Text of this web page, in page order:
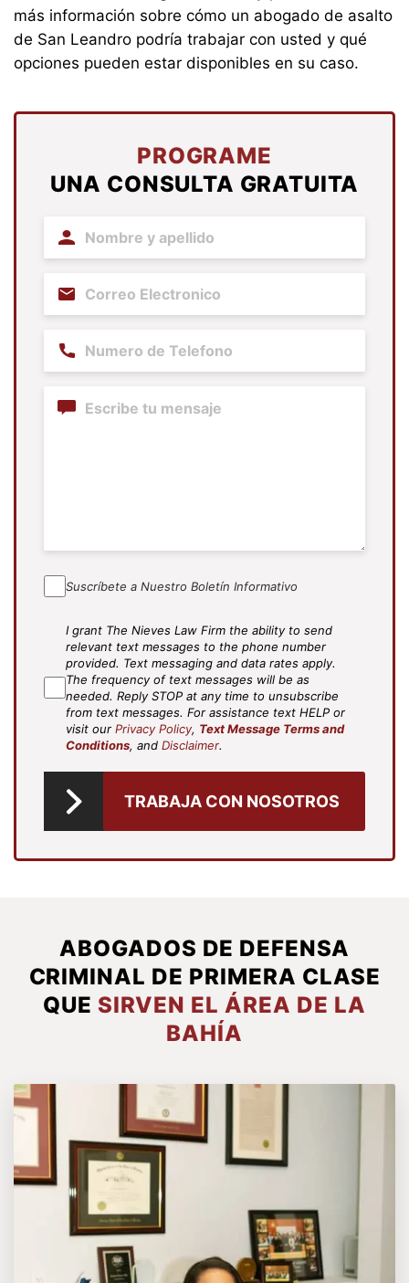
más información sobre cómo un abogado de asalto
de San Leandro podría trabajar con usted y qué
opciones pueden estar disponibles en su caso.
PROGRAME
UNA CONSULTA GRATUITA
Name
Email
Phone
Content
Suscríbete a Nuestro Boletín Informativo
SMS
Agree (Required)
I grant The Nieves Law Firm the ability to send
relevant text messages to the phone number
provided. Text messaging and data rates apply.
The frequency of text messages will be as
needed. Reply STOP at any time to unsubscribe
from text messages. For assistance text HELP or
visit our Privacy Policy, Text Message Terms and
Conditions, and Disclaimer.
TRABAJA CON NOSOTROS
ABOGADOS DE DEFENSA
CRIMINAL DE PRIMERA CLASE
QUESIRVEN EL ÁREA DE LA
BAHÍA